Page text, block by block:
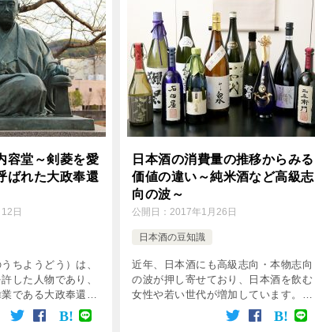
容堂～剣菱を愛
ばれた大政奉還
日
ちようどう）は、
した人物であり、
である大政奉還の
として非常に有名
どにもよく取り上
日本酒の消費量の推移からみる
価値の違い～純米酒など高級志
向の波～
公開日：2017年1月26日
日本酒の豆知識
近年、日本酒にも高級志向・本物志向
の波が押し寄せており、日本酒を飲む
女性や若い世代が増加しています。
お洒落な居酒屋や料理屋などでも、日
本酒の品ぞろえが豊富なところも増え